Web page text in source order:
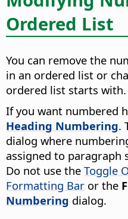
Ordered List
You can remove the
in an ordered list or
ordered list starts with.
If you want numbered
Heading Numbering.
dialog where
assigned to paragraph
Do not use the Toggle
Formatting Bar or the
Numbering dialog.